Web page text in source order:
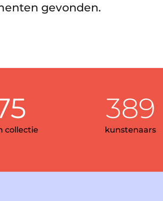
gevonden.
collectie
389
kunstenaars